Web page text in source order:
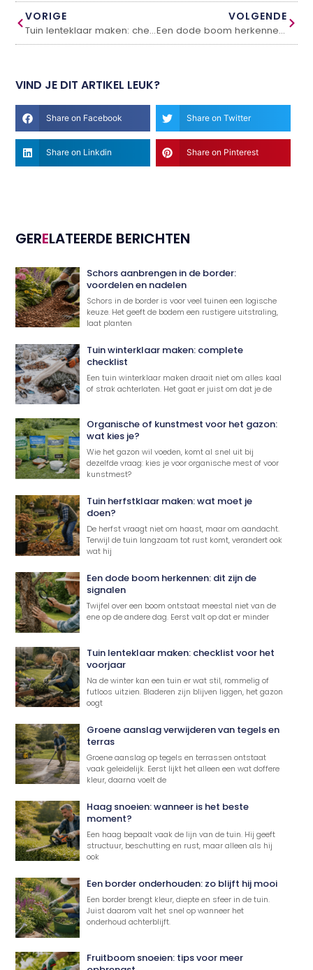
VORIGE
Tuin lenteklaar maken: checklist voor het voorjaar
VOLGENDE
Een dode boom herkennen: dit zijn de signalen
VIND JE DIT ARTIKEL LEUK?
Share on Facebook Share on Twitter
Share on Linkdin Share on Pinterest
GERELATEERDE BERICHTEN
Schors aanbrengen in de border:
voordelen en nadelen
Schors in de border is voor veel tuinen een logische
keuze. Het geeft de bodem een rustigere uitstraling,
laat planten
Tuin winterklaar maken: complete
checklist
Een tuin winterklaar maken draait niet om alles kaal
of strak achterlaten. Het gaat er juist om dat je de
Organische of kunstmest voor het gazon:
wat kies je?
Wie het gazon wil voeden, komt al snel uit bij
dezelfde vraag: kies je voor organische mest of voor
kunstmest?
Tuin herfstklaar maken: wat moet je
doen?
De herfst vraagt niet om haast, maar om aandacht.
Terwijl de tuin langzaam tot rust komt, verandert ook
wat hij
Een dode boom herkennen: dit zijn de
signalen
Twijfel over een boom ontstaat meestal niet van de
ene op de andere dag. Eerst valt op dat er minder
Tuin lenteklaar maken: checklist voor het
voorjaar
Na de winter kan een tuin er wat stil, rommelig of
futloos uitzien. Bladeren zijn blijven liggen, het gazon
oogt
Groene aanslag verwijderen van tegels en
terras
Groene aanslag op tegels en terrassen ontstaat
vaak geleidelijk. Eerst lijkt het alleen een wat doffere
kleur, daarna voelt de
Haag snoeien: wanneer is het beste
moment?
Een haag bepaalt vaak de lijn van de tuin. Hij geeft
structuur, beschutting en rust, maar alleen als hij
ook
Een border onderhouden: zo blijft hij mooi
Een border brengt kleur, diepte en sfeer in de tuin.
Juist daarom valt het snel op wanneer het
onderhoud achterblijft.
Fruitboom snoeien: tips voor meer